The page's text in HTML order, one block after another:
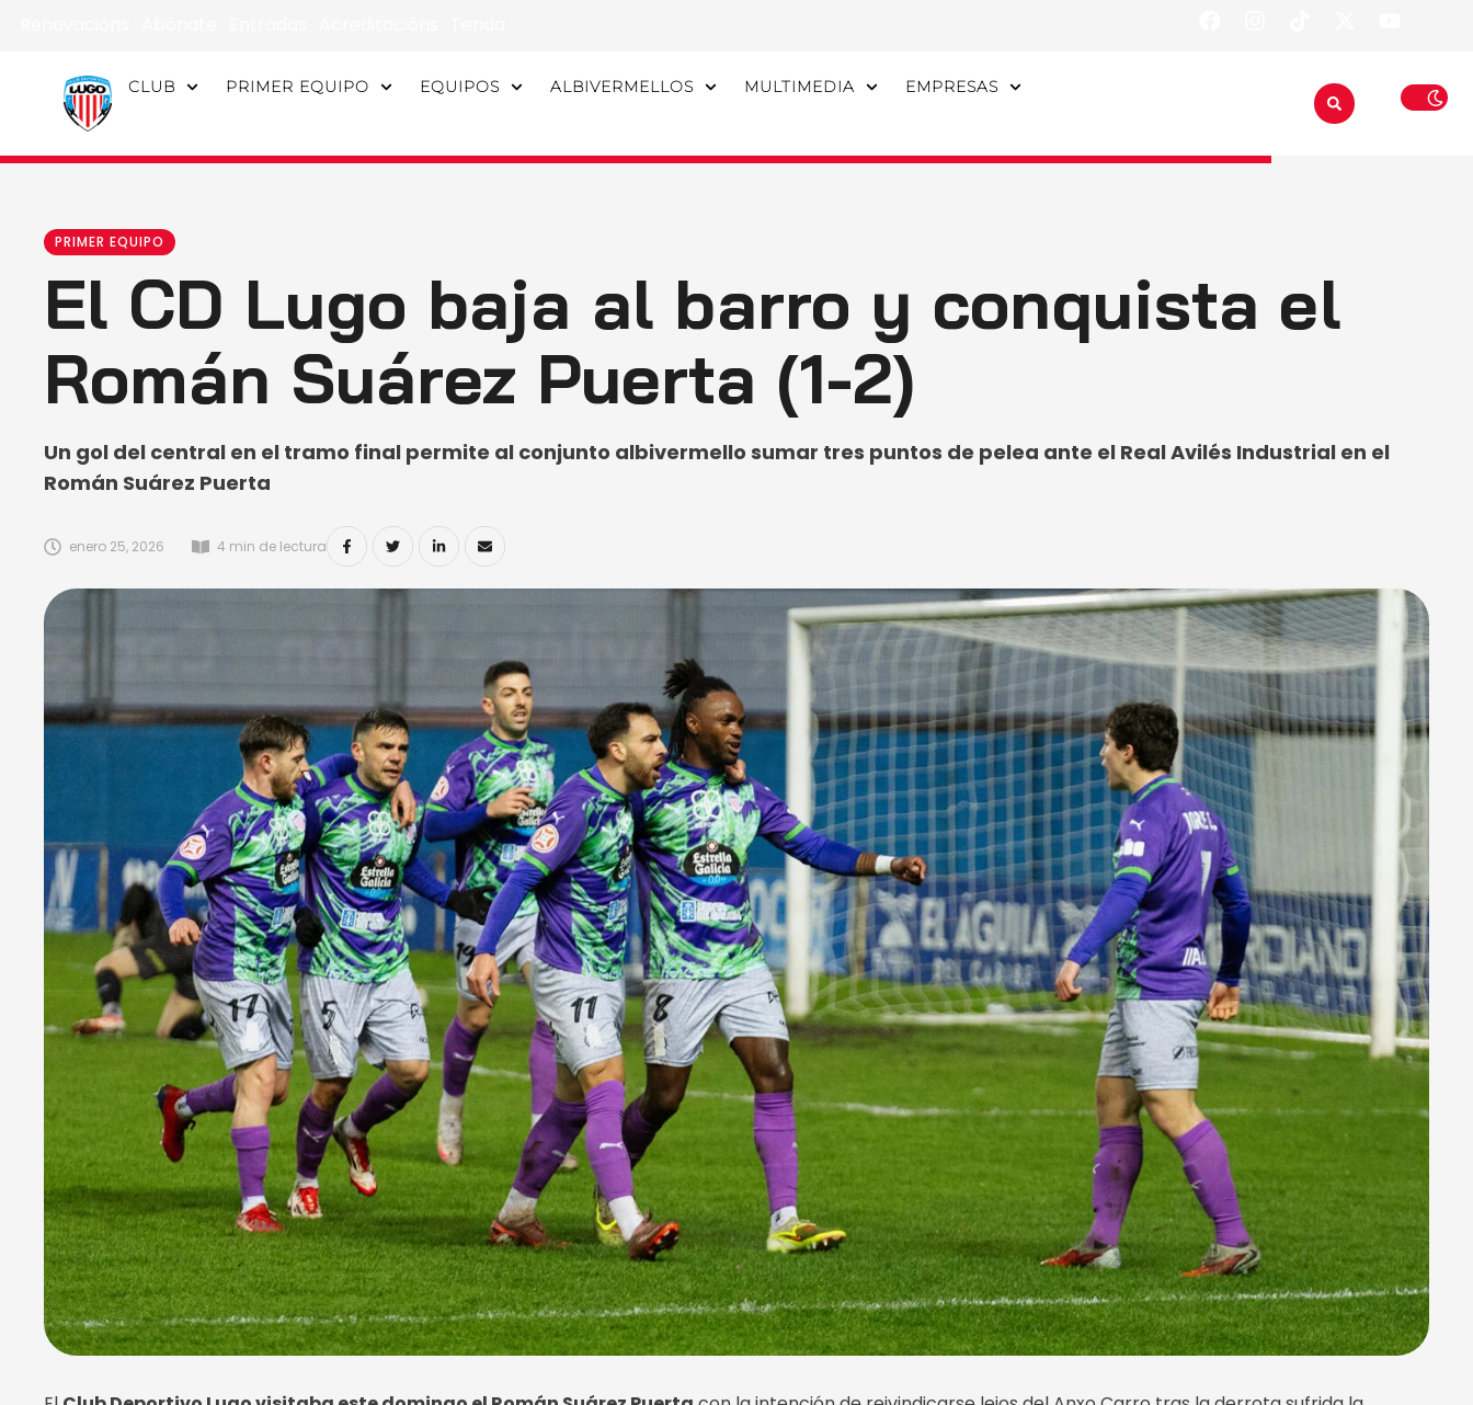
CLUB PRIMER EQUIPO EQUIPOS ALBIVERMELLOS MULTIMEDIA EMPRESAS
PRIMER EQUIPO
El CD Lugo baja al barro y conquista el
Román Suárez Puerta (1-2)
Un gol del central en el tramo final permite al conjunto albivermello sumar tres puntos de pelea ante el Real Avilés Industrial en el
Román Suárez Puerta
enero 25, 2026 4 min de lectura